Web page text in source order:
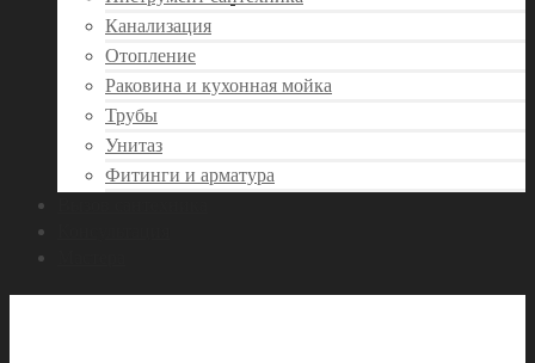
Канализация
Отопление
Раковина и кухонная мойка
Трубы
Унитаз
Фитинги и арматура